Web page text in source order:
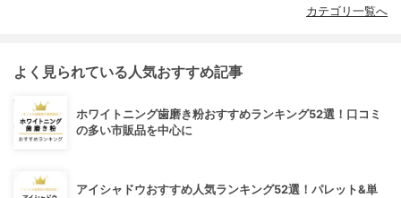
カテゴリ一覧へ
よく見られている人気おすすめ記事
ホワイトニング歯磨き粉おすすめランキング52選！口コミ
の多い市販品を中心に
アイシャドウおすすめ人気ランキング52選！パレット&単